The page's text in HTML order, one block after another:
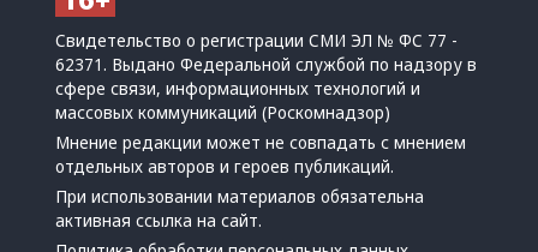
Свидетельство о регистрации СМИ ЭЛ № ФС 77 -
62371. Выдано Федеральной службой по надзору в
сфере связи, информационных технологий и
массовых коммуникаций (Роскомнадзор)
Мнение редакции может не совпадать с мнением
отдельных авторов и героев публикаций.
При использовании материалов обязательна
активная ссылка на сайт.